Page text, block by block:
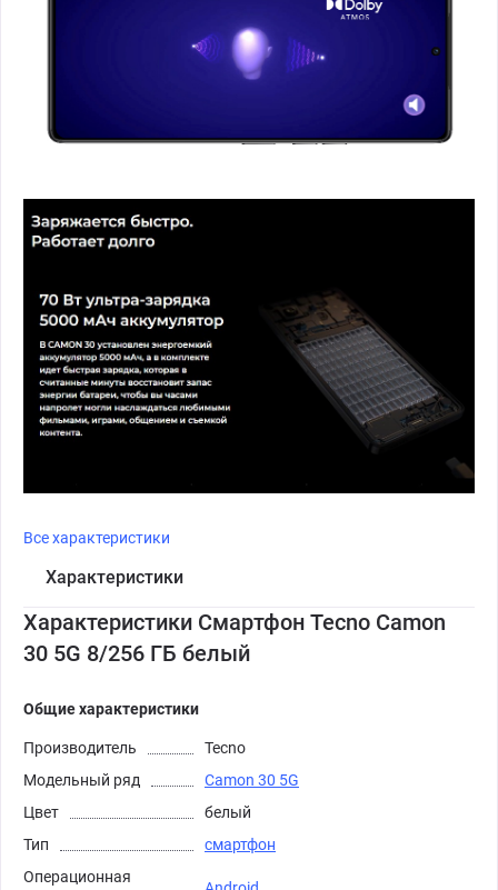
Все характеристики
Характеристики
Характеристики Смартфон Tecno Camon
30 5G 8/256 ГБ белый
Общие характеристики
Производитель
Tecno
Модельный ряд
Camon 30 5G
Цвет
белый
Тип
смартфон
Операционная